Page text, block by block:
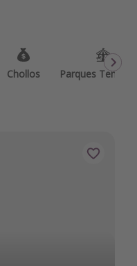
Chollos Parques